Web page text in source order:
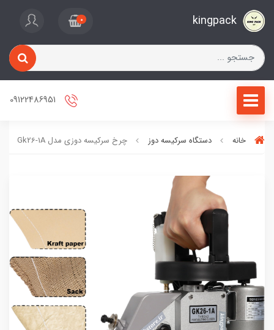
kingpack
0
خانه دستگاه سرکیسه دوز چرخ سرکیسه دوزی مدل Gk26-1A